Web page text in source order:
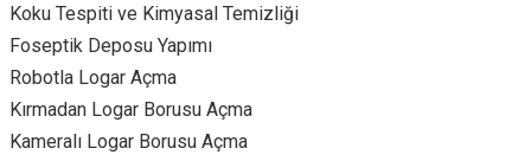
Koku Tespiti ve Kimyasal Temizliği
Foseptik Deposu Yapımı
Robotla Logar Açma
Kırmadan Logar Borusu Açma
Kameralı Logar Borusu Açma